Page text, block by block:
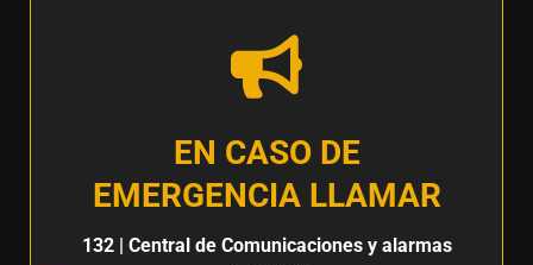
EN CASO DE
EMERGENCIA LLAMAR
132| Central de Comunicaciones y alarmas